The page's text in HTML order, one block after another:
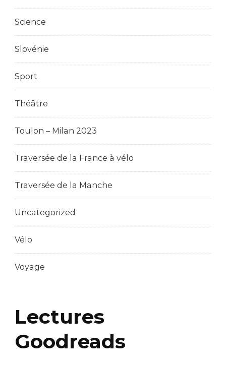
Science
Slovénie
Sport
Théâtre
Toulon – Milan 2023
Traversée de la France à vélo
Traversée de la Manche
Uncategorized
Vélo
Voyage
Lectures
Goodreads